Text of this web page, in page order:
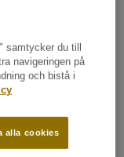
14001
samtycker du till
navigeringen på
och bistå i
alla cookies